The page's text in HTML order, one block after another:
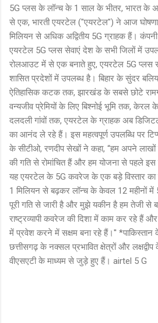
5G प्लस के लॉन्च के 1 साल के भीतर, भारत के
से एक, भारती एयरटेल ("एयरटेल") ने आज
मिलियन से अधिक अद्वितीय 5G ग्राहक हैं।
एयरटेल 5G प्लस सेवाएं देश के सभी जिलों में
रोलआउट में से एक बनाते हुए, एयरटेल 5G प्लस
शासित प्रदेशों में उपलब्ध है। बिहार के सुंदर
ऐतिहासिक कटक तक, झारखंड के सबसे छोटे
वन्यजीव प्रेमियों के लिए बिश्नोई भूमि तक,
दलदली गांवों तक, एयरटेल के ग्राहक अब
का आनंद ले रहे हैं। इस महत्वपूर्ण उपलब्धि पर
के सीटीओ, रणदीप सेखों ने कहा, “हम अपने लाखों
की गति से रोमांचित हैं और हम योजना से पहले
यह एयरटेल के 5G कवरेज के एक बड़े विस्तार
1 मिलियन से बढ़कर लॉन्च के केवल 12 महीनों में
पूरी गति से जारी है और मुझे यकीन है हम तेजी से
राष्ट्रव्यापी कवरेज की दिशा में काम कर रहे हैं
में प्रवेश करने में सक्षम बना रहे हैं।''
छत्तीसगढ़ के नक्सल प्रभावित क्षेत्रों और लक्षद्वीप
वीएसएटी के माध्यम से जुड़े हुए हैं। airtel 5 G